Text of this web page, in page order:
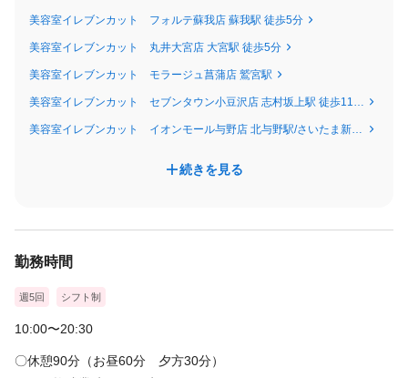
美容室イレブンカット フォルテ蘇我店 蘇我駅 徒歩5分
美容室イレブンカット 丸井大宮店 大宮駅 徒歩5分
美容室イレブンカット モラージュ菖蒲店 鷲宮駅
美容室イレブンカット セブンタウン小豆沢店 志村坂上駅 徒歩11分/志村三丁目駅 徒歩13分
美容室イレブンカット イオンモール与野店 北与野駅/さいたま新都心駅
続きを見る
勤務時間
週5回 シフト制
10:00〜20:30
〇休憩90分（お昼60分 夕方30分）